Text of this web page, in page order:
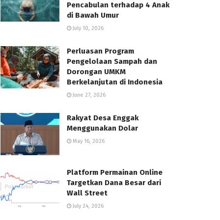
Pencabulan terhadap 4 Anak
di Bawah Umur
July 10, 2026
Perluasan Program
Pengelolaan Sampah dan
Dorongan UMKM
Berkelanjutan di Indonesia
June 27, 2026
Rakyat Desa Enggak
Menggunakan Dolar
May 16, 2026
Platform Permainan Online
Targetkan Dana Besar dari
Wall Street
July 24, 2026